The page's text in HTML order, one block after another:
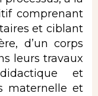
comprenant
et ciblant
d’un corps
leurs travaux
et
maternelle et